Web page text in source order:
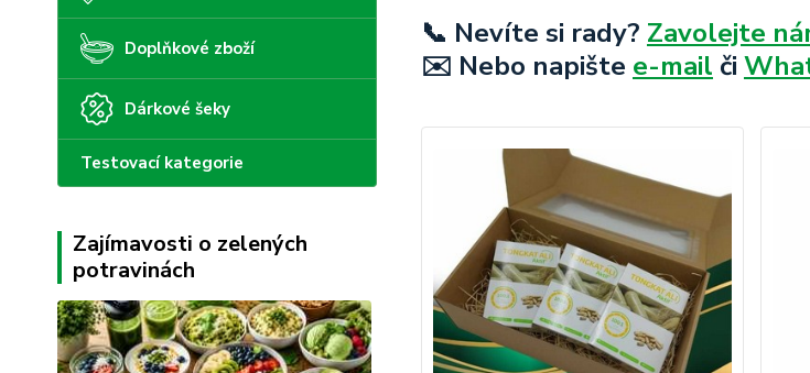
Doplňkové zboží
Dárkové šeky
Testovací kategorie
📞 Nevíte si rady? Zavolejte
✉️ Nebo napište e-mail či